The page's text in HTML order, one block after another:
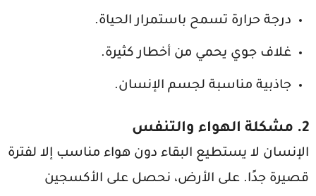
درجة حرارة تسمح باستمرار الحياة.
غلاف جوي يحمي من أخطار كثيرة.
جاذبية مناسبة لجسم الإنسان.
2. مشكلة الهواء والتنفس
الإنسان لا يستطيع البقاء دون هواء مناسب إلا لفترة
قصيرة جدًا. على الأرض، نحصل على الأكسجين